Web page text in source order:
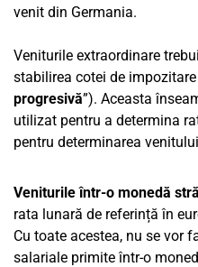
venit din Germania.
Veniturile extraordinare
stabilirea cotei de
progresivă”). Aceasta
utilizat pentru a determina
pentru determinarea
Veniturile într-o monedă
rata lunară de referință în
Cu toate acestea, nu se vor
salariale primite într-o